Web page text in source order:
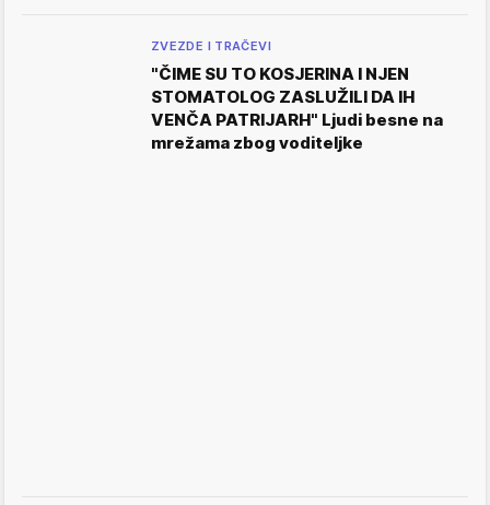
ZVEZDE I TRAČEVI
"ČIME SU TO KOSJERINA I NJEN
STOMATOLOG ZASLUŽILI DA IH
VENČA PATRIJARH" Ljudi besne na
mrežama zbog voditeljke